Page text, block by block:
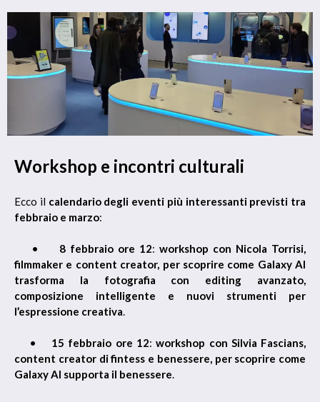
Workshop e incontri culturali
Ecco il calendario degli eventi più interessanti previsti tra
febbraio e marzo:
• 8 febbraio ore 12:workshop con Nicola Torrisi,
filmmaker e content creator, per scoprire come Galaxy AI
trasforma la fotografia con editing avanzato,
composizione intelligente e nuovi strumenti per
l’espressione creativa.
• 15 febbraio ore 12:workshop con Silvia Fascians,
content creator di fintess e benessere, per scoprire come
Galaxy AI supporta il benessere.